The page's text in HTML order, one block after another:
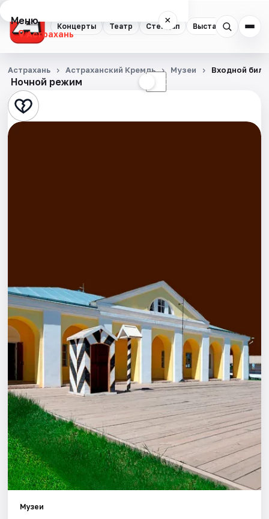
Концерты Театр Стендап Выставки
Меню ×
Астрахань
Концерты
Театр
Стендап
Города
Площадки
Артисты
Рейтинги
Ночной режим ☾
Астрахань Астраханский Кремль Музеи Входной
Музеи